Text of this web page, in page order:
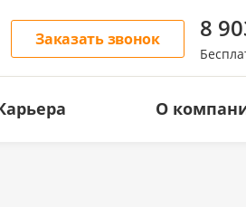
Заказать звонок 8
О